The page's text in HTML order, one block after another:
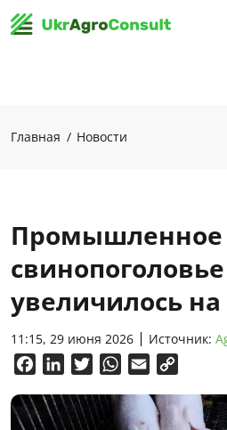
Главная Новости
Промышленное
увеличилось на
11:15, 29 июня 2026 Источник:
FacebookLinkedInTwitterWhatsApp
Email